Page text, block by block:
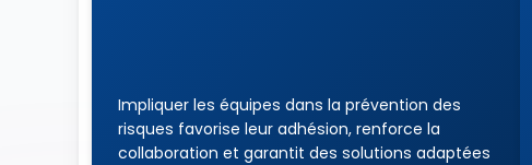
Impliquer les équipes dans la prévention des
risques favorise leur adhésion, renforce la
collaboration et garantit des solutions adaptées